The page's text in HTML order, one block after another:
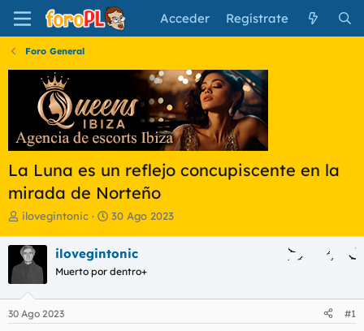
Acceder Regístrate
Foro General
La Luna es un reflejo concupiscente en la
mirada de Norteño
I
i
c
a
d
o
ilovegintonic
F
h
a
e
30 Ago 2023
ilovegintonic
Muerto por dentro+
30 Ago 2023 #1